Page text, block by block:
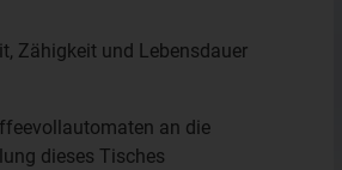
Zähigkeit und Lebensdauer
an die
dieses Tisches